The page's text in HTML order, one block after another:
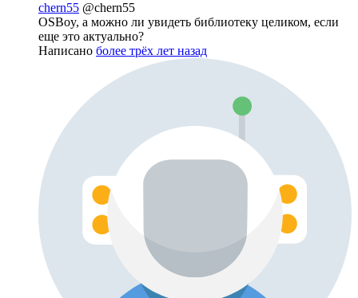
chern55 @chern55
OSBoy, а можно ли увидеть библиотеку целиком, если
еще это актуально?
Написано более трёх лет назад